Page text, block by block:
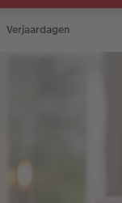
Verjaardagen